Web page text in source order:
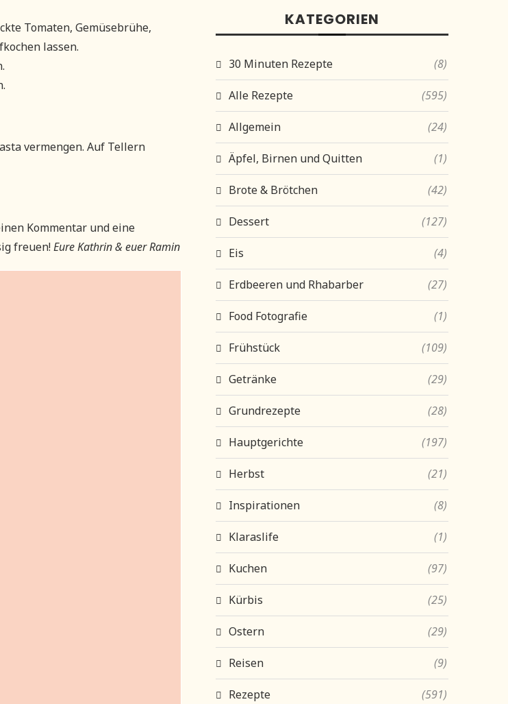
Tomaten, Gemüsebrühe,
lassen.
vermengen. Auf Tellern
Kommentar und eine
freuen!Eure Kathrin & euer Ramin
KATEGORIEN
30 Minuten Rezepte (8)
Alle Rezepte (595)
Allgemein (24)
Äpfel, Birnen und Quitten (1)
Brote & Brötchen (42)
Dessert (127)
Eis (4)
Erdbeeren und Rhabarber (27)
Food Fotografie (1)
Frühstück (109)
Getränke (29)
Grundrezepte (28)
Hauptgerichte (197)
Herbst (21)
Inspirationen (8)
Klaraslife (1)
Kuchen (97)
Kürbis (25)
Ostern (29)
Reisen (9)
Rezepte (591)